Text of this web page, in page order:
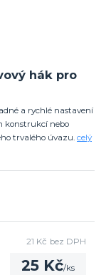
hák pro
a rychlé nastavení
konstrukcí nebo
trvalého úvazu. celý
25 Kč/ks
21 Kč bez DPH